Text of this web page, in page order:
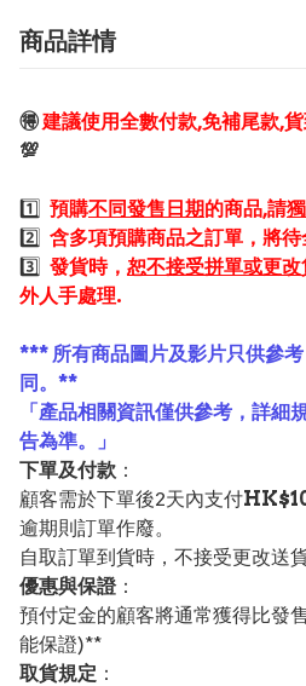
商品詳情
🉐建議使用全數付款,免補尾款,
💯
1️⃣ 預購不同發售日期的商品,請
2️⃣ 含多項預購商品之訂單，將待
3️⃣ 發貨時， 恕不接受拼單或更改
外人手處理.
*** 所有商品圖片及影片只供參
同。**
「產品相關資訊僅供參考，詳細
告為準。」
下單及付款 ：
顧客需於下單後2天內支付
逾期則訂單作廢。
自取訂單到貨時，不接受更改送貨
優惠與保證：
預付定金的顧客將通常獲得比發
能保證)**
取貨規定 ：